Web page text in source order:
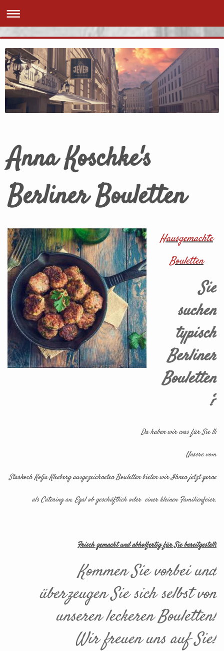
Anna Koschke's
Berliner Bouletten
Hausgemachte
Bouletten
Sie
suchen
typisch
Berliner
Bouletten
?
Da haben wir was für Sie !!!
Unsere vom
Starkoch Kolja Kleeberg ausgezeichneten Bouletten bieten wir Ihnen jetzt gerne
als Catering an. Egal ob geschäftlich oder einer kleinen Familienfeier.
Frisch gemacht und abholfertig für Sie bereitgestellt
Kommen Sie vorbei und
überzeugen Sie sich selbst von
unseren leckeren Bouletten!
Wir freuen uns auf Sie!